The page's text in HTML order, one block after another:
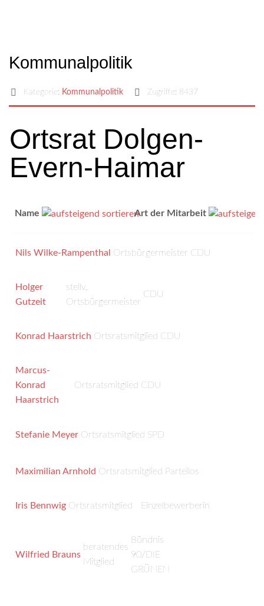
Kommunalpolitik
Kategorie: Kommunalpolitik Zugriffe: 8437
Ortsrat Dolgen-
Evern-Haimar
Name Art der Mitarbeit
Nils Wilke-Rampenthal Ortsbürgermeister CDU
Holger
Gutzeit
stellv.
Ortsbürgermeister
CDU
Konrad Haarstrich Ortsratsmitglied CDU
Marcus-
Konrad
Haarstrich
Ortsratsmitglied CDU
Stefanie Meyer Ortsratsmitglied SPD
Maximilian Arnhold Ortsratsmitglied Parteilos
Iris Bennwig Ortsratsmitglied Einzelbewerberin
Wilfried Brauns
beratendes
Mitglied
Bündnis
90/DIE
GRÜNEN